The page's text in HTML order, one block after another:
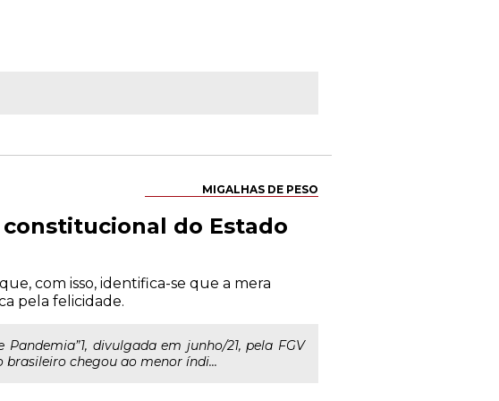
MIGALHAS DE PESO
do Estado
com isso, identifica-se que a mera
pela felicidade.
divulgada em junho/21, pela FGV
brasileiro chegou ao menor índi...